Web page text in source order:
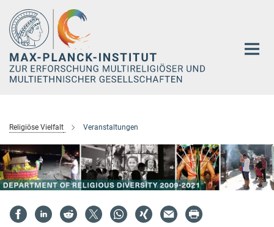
Hauptinhalt
Religiöse Vielfalt Veranstaltungen